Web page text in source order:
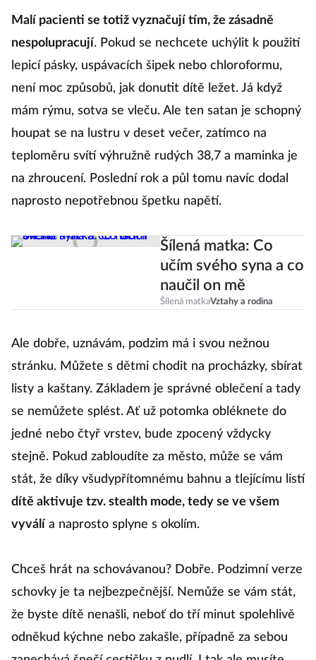
Malí pacienti se totiž vyznačují tím, že zásadně
nespolupracují. Pokud se nechcete uchýlit k použití
lepicí pásky, uspávacích šipek nebo chloroformu,
není moc způsobů, jak donutit dítě ležet. Já když
mám rýmu, sotva se vleču. Ale ten satan je schopný
houpat se na lustru v deset večer, zatímco na
teploměru svítí výhružně rudých 38,7 a maminka je
na zhroucení. Poslední rok a půl tomu navíc dodal
naprosto nepotřebnou špetku napětí.
Šílená matka: Co
učím svého syna a co
naučil on mě
Šílená matkaVztahy a rodina
Ale dobře, uznávám, podzim má i svou nežnou
stránku. Můžete s dětmi chodit na procházky, sbírat
listy a kaštany. Základem je správné oblečení a tady
se nemůžete splést. Ať už potomka obléknete do
jedné nebo čtyř vrstev, bude zpocený vždycky
stejně. Pokud zabloudíte za město, může se vám
stát, že díky všudypřítomnému bahnu a tlejícímu listí
dítě aktivuje tzv. stealth mode, tedy se ve všem
vyválí a naprosto splyne s okolím.
Chceš hrát na schovávanou? Dobře. Podzimní verze
schovky je ta nejbezpečnější. Nemůže se vám stát,
že byste dítě nenašli, neboť do tří minut spolehlivě
odněkud kýchne nebo zakašle, případně za sebou